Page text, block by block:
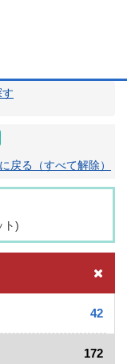
戻る（すべて解除）
ト)
42
172